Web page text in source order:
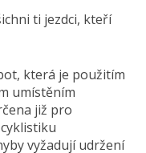
ti jezdci, kteří
která je použitím
umístěním
již pro
vyžadují udržení